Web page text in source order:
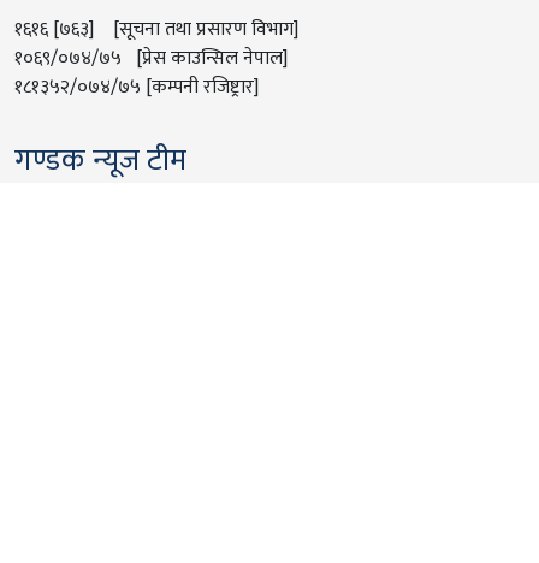
१६१६ [७६३] [सूचना तथा प्रसारण विभाग]
१०६९/०७४/७५ [प्रेस काउन्सिल नेपाल]
१८१३५२/०७४/७५ [कम्पनी रजिष्ट्रार]
गण्डक न्यूज टीम